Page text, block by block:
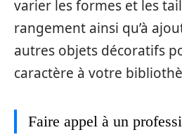
varier les formes et les
rangement ainsi qu’à
autres objets décoratifs
caractère à votre
Faire appel à un